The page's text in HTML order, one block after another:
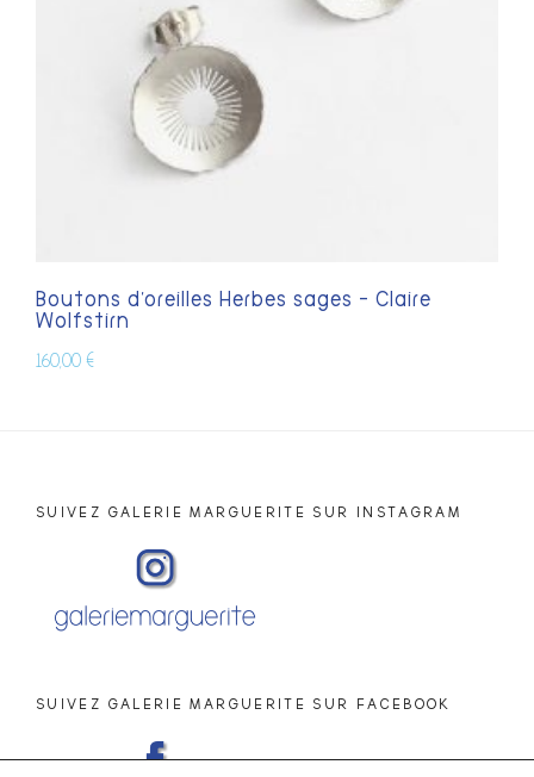
Boutons d’oreilles Herbes sages – Claire
Wolfstirn
160,00 €
SUIVEZ GALERIE MARGUERITE SUR INSTAGRAM
SUIVEZ GALERIE MARGUERITE SUR FACEBOOK